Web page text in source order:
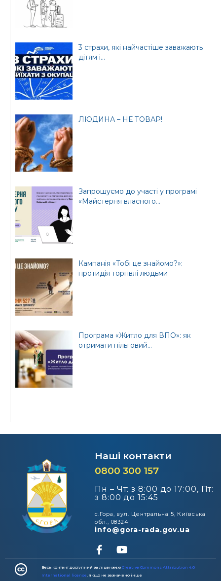
3 страхи, які найчастіше заважають
дітям і...
ЛЮДИНА – НЕ ТОВАР!
Запрошуємо до участі у програмі
«Майстерня власного...
Кампанія «Тобі це знайомо?»:
протидія торгівлі людьми
Програма «Житло для ВПО»: як
отримати пільговий...
Наші контакти
0800 300 157
Пн – Чт: з 8:00 до 17:00, Пт:
з 8:00 до 15:45
с.Гора, вул. Центральна 5, Київська
обл., 08324
info@gora-rada.gov.ua
Весь контент доступний за ліцензієюCreative Commons Attribution 4.0
International license, якщо не зазначено інше​